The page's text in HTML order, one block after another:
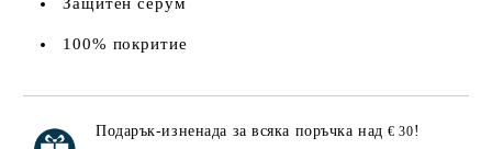
100% покритие
Подарък-изненада за всяка поръчка над€ 30!